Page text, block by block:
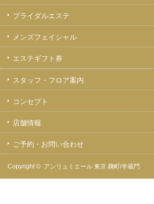
ブライダルエステ
メンズフェイシャル
エステギフト券
スタッフ・フロア案内
コンセプト
店舗情報
ご予約・お問い合わせ
Copyright © アンリュミエール 東京 麹町/半蔵門